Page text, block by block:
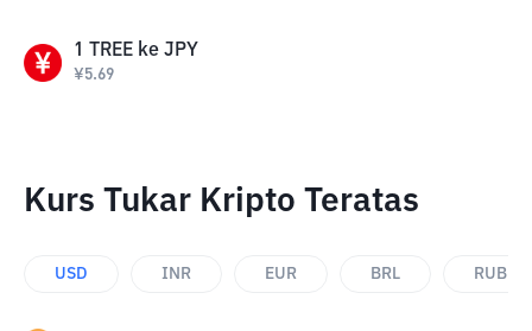
1 TREE ke JPY
¥5.69
Kurs Tukar Kripto Teratas
USD INR EUR BRL RUB